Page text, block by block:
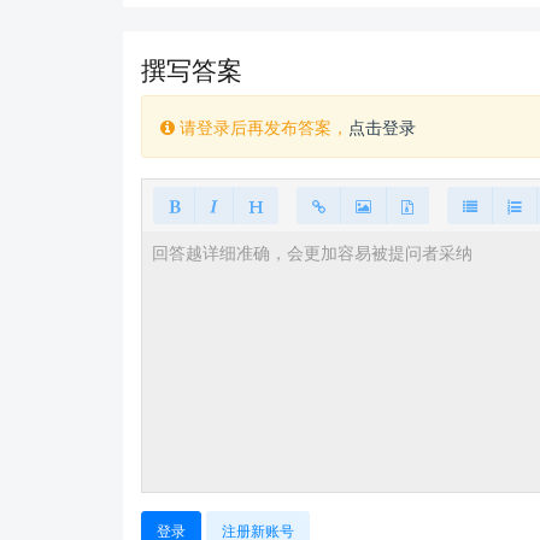
撰写答案
请登录后再发布答案， 点击登录
登录 注册新账号